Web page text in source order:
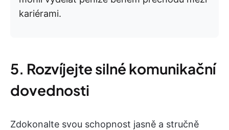
kariérami.
5. Rozvíjejte silné komunikační
dovednosti
Zdokonalte svou schopnost jasně a stručně